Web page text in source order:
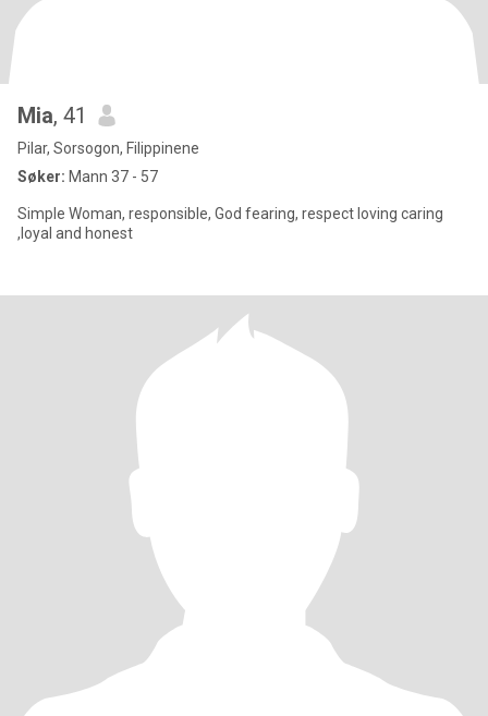
Mia, 41
Pilar, Sorsogon, Filippinene
Søker: Mann 37 - 57
Simple Woman, responsible, God fearing, respect loving caring
,loyal and honest